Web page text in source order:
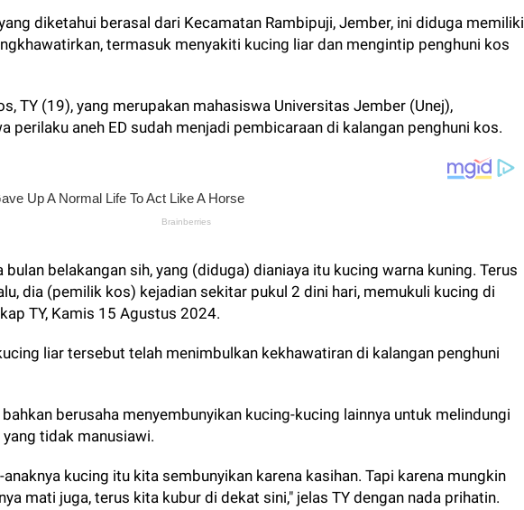
diketahui berasal dari Kecamatan Rambipuji, Jember, ini diduga memiliki
termasuk menyakiti kucing liar dan mengintip penghuni kos
TY (19), yang merupakan mahasiswa Universitas Jember (Unej),
perilaku aneh ED sudah menjadi pembicaraan di kalangan penghuni kos.
bulan belakangan sih, yang (diduga) dianiaya itu kucing warna kuning. Terus
dia (pemilik kos) kejadian sekitar pukul 2 dini hari, memukuli kucing di
TY, Kamis 15 Agustus 2024.
liar tersebut telah menimbulkan kekhawatiran di kalangan penghuni
berusaha menyembunyikan kucing-kucing lainnya untuk melindungi
tidak manusiawi.
anaknya kucing itu kita sembunyikan karena kasihan. Tapi karena mungkin
mati juga, terus kita kubur di dekat sini," jelas TY dengan nada prihatin.